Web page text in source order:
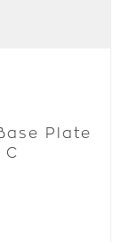
Plate
C